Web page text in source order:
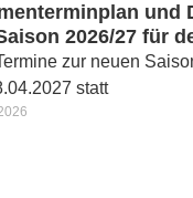
und
2026/27 für
zur neuen
statt